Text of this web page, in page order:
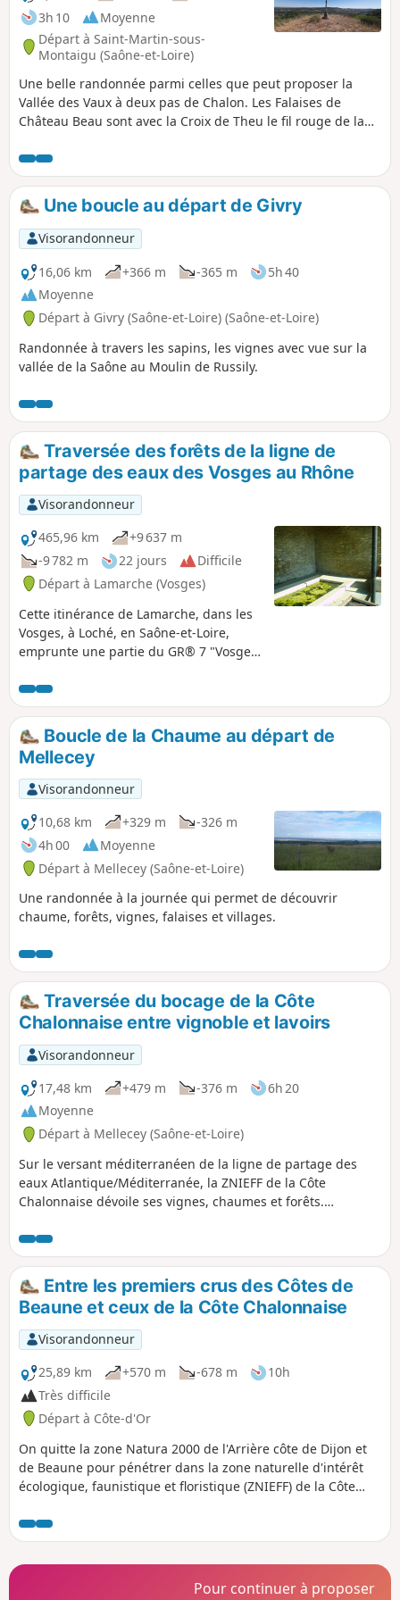
3h 10
Moyenne
Départ à Saint-Martin-sous-
Montaigu (Saône-et-Loire)
Une belle randonnée parmi celles que peut proposer la
Vallée des Vaux à deux pas de Chalon. Les Falaises de
Château Beau sont avec la Croix de Theu le fil rouge de la
sommet et en faisant partie du décor tout au long du
parcours.
Une boucle au départ de Givry
Visorandonneur
16,06 km
+366 m -365 m
5h 40
Moyenne
Départ à Givry (Saône-et-Loire) (Saône-et-Loire)
Randonnée à travers les sapins, les vignes avec vue sur la
vallée de la Saône au Moulin de Russily.
Traversée des forêts de la ligne de
partage des eaux des Vosges au Rhône
Visorandonneur
465,96 km
+9 637 m
-9 782 m
22 jours
Difficile
Départ à Lamarche (Vosges)
Cette itinérance de Lamarche, dans les
Vosges, à Loché, en Saône-et-Loire,
emprunte une partie du GR® 7 "Vosges
des eaux Atlantique/Méditérranée sur
plus de 1 500 kilomètres. Il s'agit
également d'un chemin de Saint-
Jacques emprunté par les pèlerins
Allemands. C'est un livre de géographie
ouvert sur les trois régions et les cinq
départements traversés, dont : - le Parc
National de Forêts, - les vignobles de
Côte d'Or, Côte Chalonnaise et
Mâconnais.
Boucle de la Chaume au départ de
Mellecey
Visorandonneur
10,68 km
+329 m
-326 m
4h 00
Moyenne
Départ à Mellecey (Saône-et-Loire)
Une randonnée à la journée qui permet de découvrir
chaume, forêts, vignes, falaises et villages.
Traversée du bocage de la Côte
Chalonnaise entre vignoble et lavoirs
Visorandonneur
17,48 km
+479 m -376 m
6h 20
Moyenne
Départ à Mellecey (Saône-et-Loire)
Sur le versant méditerranéen de la ligne de partage des
eaux Atlantique/Méditerranée, la ZNIEFF de la Côte
Chalonnaise dévoile ses vignes, chaumes et forêts.
villages et des hameaux. Les panoramas s'enchaînent
depuis la vallée des Vaux jusqu'au Mont Brogny, en passant
par le Mont Avril. Une infidélité au GR® 7 permet de
découvrir une manufacture qui exporte ses oeuvres d'art
dans le monde entier et de faire une pause au restaurant.
Entre les premiers crus des Côtes de
Beaune et ceux de la Côte Chalonnaise
Visorandonneur
25,89 km
+570 m -678 m
10h
Très difficile
Départ à Côte-d'Or
On quitte la zone Natura 2000 de l'Arrière côte de Dijon et
de Beaune pour pénétrer dans la zone naturelle d'intérêt
écologique, faunistique et floristique (ZNIEFF) de la Côte
par les châteaux des Climats du vignoble de Bourgogne,
inscrits au patrimoine mondial de l'UNESCO. Des tables
d'orientation offrent des points de vue panoramiques. La
découverte d'un camp néolithique précède la traversée des
Pour continuer à proposer